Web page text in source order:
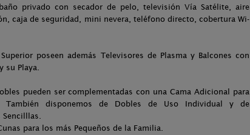
privado con secador de pelo, televisión Vía Satélite, aire
caja de seguridad, mini nevera, teléfono directo, cobertura Wi-
poseen además Televisores de Plasma y Balcones con
su Playa.
pueden ser complementadas con una Cama Adicional para
También disponemos de Dobles de Uso Individual y de
Sencilllas.
para los más Pequeños de la Familia.